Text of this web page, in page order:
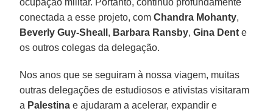
conectada a esse projeto, comChandra Mohanty,
Beverly Guy-Sheall , Barbara Ransby,Gina Dent e
os outros colegas da delegação.
Nos anos que se seguiram à nossa viagem, muitas
outras delegações de estudiosos e ativistas visitaram
a Palestina e ajudaram a acelerar, expandir e